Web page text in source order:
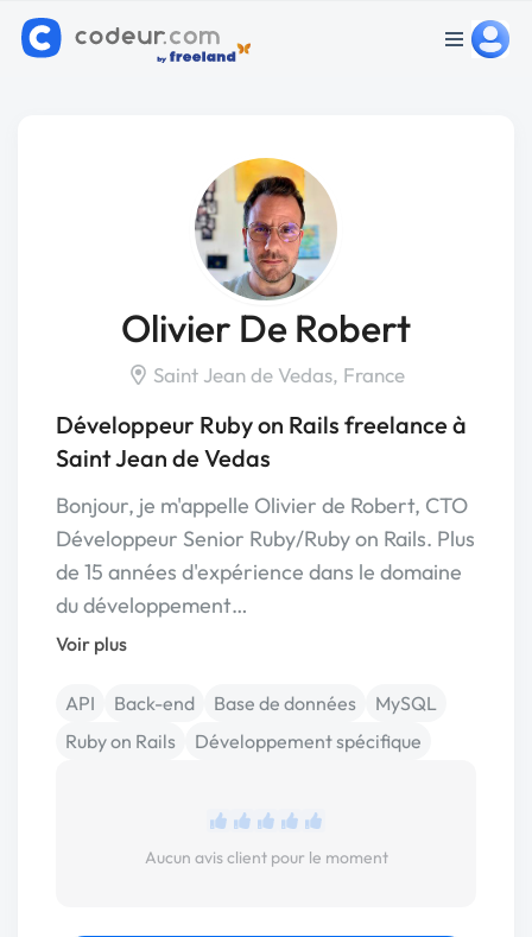
Olivier De Robert
Saint Jean de Vedas, France
Développeur Ruby on Rails freelance à
Saint Jean de Vedas
Bonjour, je m'appelle Olivier de Robert, CTO
Développeur Senior Ruby/Ruby on Rails. Plus
de 15 années d'expérience dans le domaine
du développement…
Voir plus
API Back-end Base de données
MySQL
Ruby on Rails
Développement spécifique
Aucun avis client pour le moment